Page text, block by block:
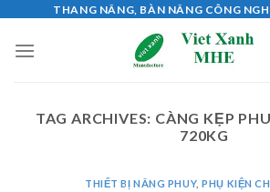
content
THANG NÂNG, BÀN NÂNG CÔNG
TAG ARCHIVES: CÀNG KẸP
720KG
THIẾT BỊ NÂNG PHUY,PHỤ KIỆN